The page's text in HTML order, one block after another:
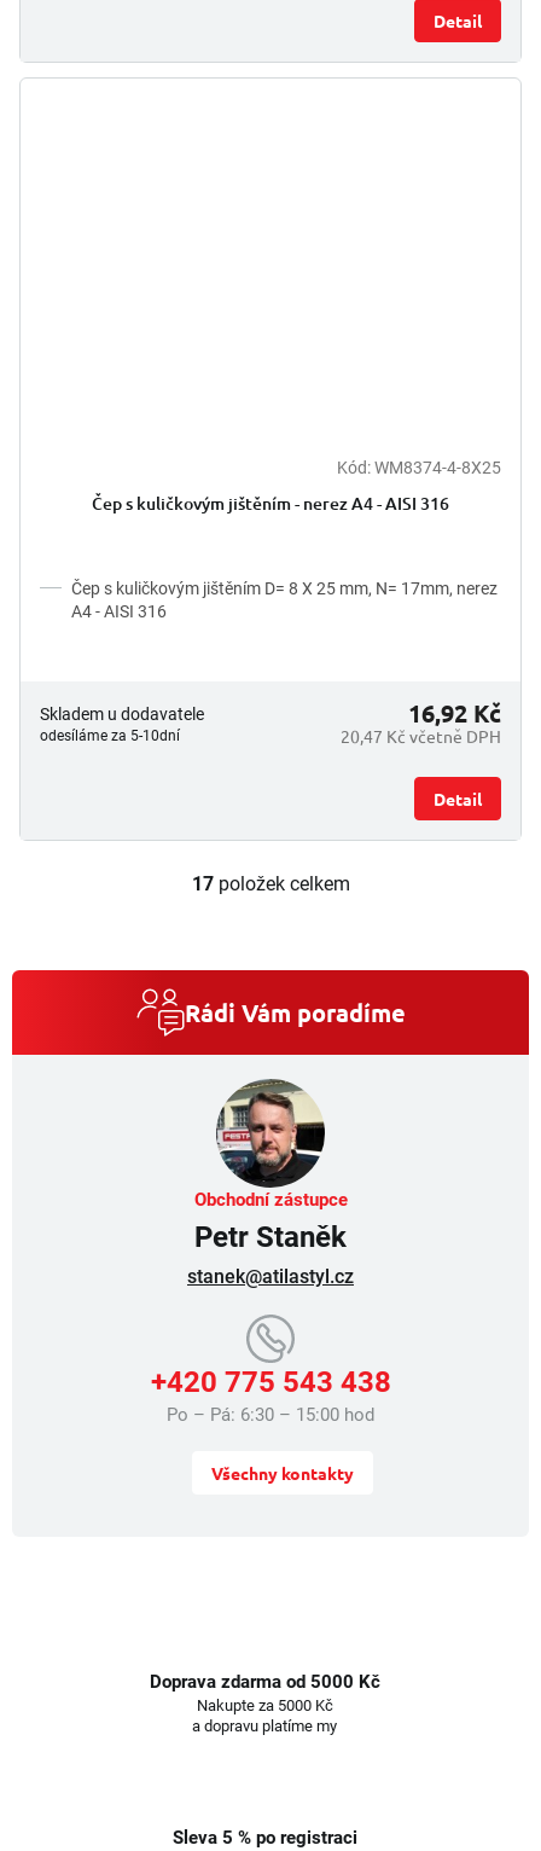
Detail
Kód:WM8374-4-8X25
Čep s kuličkovým jištěním - nerez A4 - AISI 316
Čep s kuličkovým jištěním D= 8 X 25 mm, N= 17mm, nerez
A4 - AISI 316
Skladem u dodavatele
odesíláme za 5-10dní 20,47 Kč včetně DPH
16,92 Kč
Detail
O
a
í
p
r
v
k
y
v
p
s
17položek celkem
Rádi Vám poradíme
Obchodní zástupce
Petr Staněk
stanek@atilastyl.cz
+420 775 543 438
Po – Pá: 6:30 – 15:00 hod
Všechny kontakty
Doprava zdarma od 5000 Kč
Nakupte za 5000 Kč
a dopravu platíme my
Sleva 5 % po registraci